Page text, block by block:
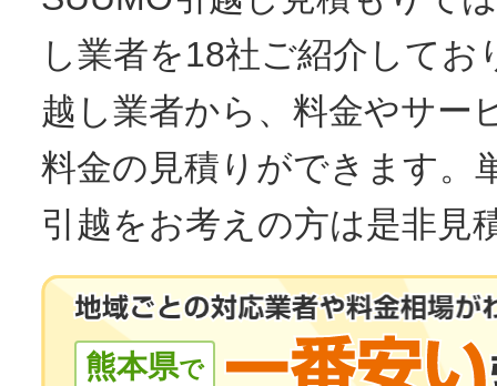
し業者を18社ご紹介して
越し業者から、料金やサー
料金の見積りができます。
引越をお考えの方は是非見
熊本県で